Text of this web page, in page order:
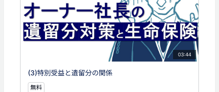
03:44
(3)特別受益と遺留分の関係
無料